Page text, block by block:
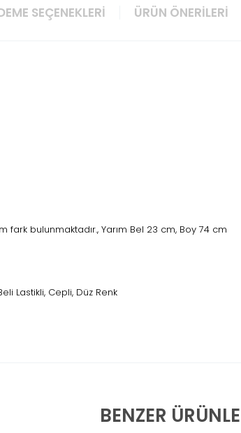
SEÇENEKLERI ÜRÜN ÖNERILERI
fark bulunmaktadır., Yarım Bel 23 cm, Boy 74 cm
Lastikli, Cepli, Düz Renk
BENZER